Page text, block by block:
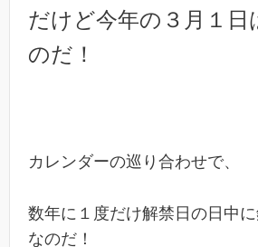
だけど今年の３月１日
のだ！
カレンダーの巡り合わせで、
数年に１度だけ解禁日の日中
なのだ！